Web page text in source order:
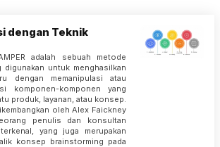
dengan Teknik
adalah sebuah metode
digunakan untuk menghasilkan
dengan memanipulasi atau
komponen-komponen yang
produk, layanan, atau konsep.
oleh Alex Faickney
penulis dan konsultan
yang juga merupakan
konsep brainstorming pada